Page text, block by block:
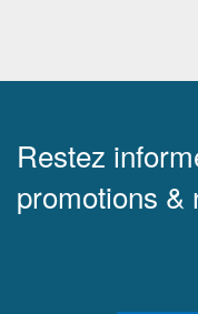
Restez
promotions &